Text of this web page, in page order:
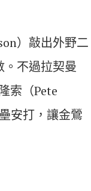
）敲出外野二
不過拉契曼
索（Pete
安打，讓金鶯